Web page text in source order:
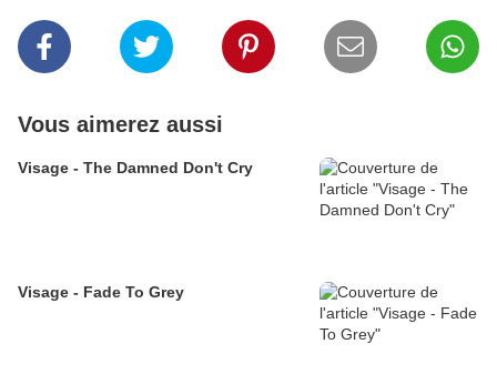
Vous aimerez aussi
Visage - The Damned Don't Cry
Visage - Fade To Grey